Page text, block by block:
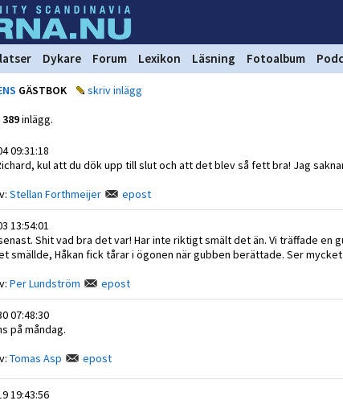
Dykare Forum Lexikon Läsning Fotoalbum
GÄSTBOK
skriv inlägg
389inlägg.
09:31:18
kul att du dök upp till slut och att det blev så fett bra! Jag
Stellan Forthmeijer epost
13:54:01
Shit vad bra det var! Har inte riktigt smält det än. Vi träffade
smällde, Håkan fick tårar i ögonen när gubben berättade. Ser
Per Lundström epost
07:48:30
på måndag.
Tomas Asp epost
19:43:56